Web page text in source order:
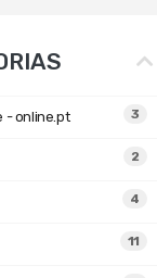
3
- online.pt
2
4
11